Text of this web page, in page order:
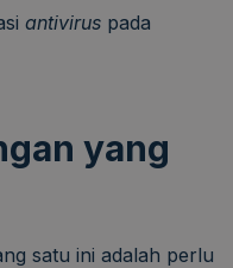
antivirus pada
yang
satu ini adalah perlu